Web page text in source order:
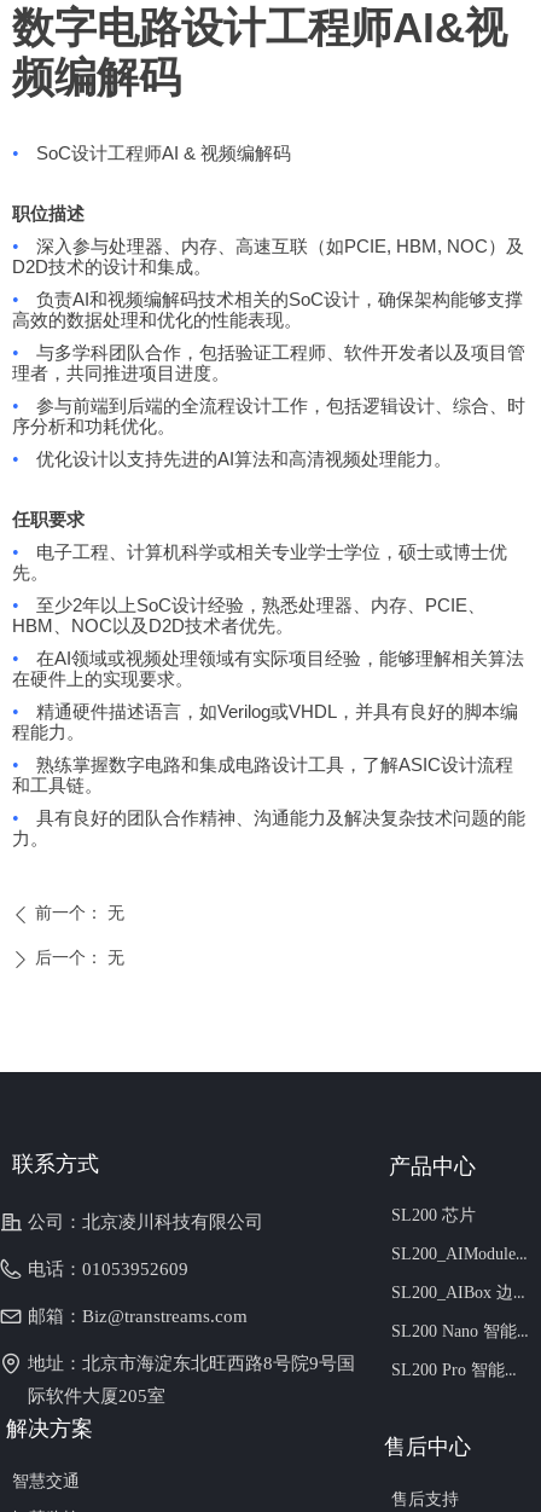
数字电路设计工程师AI&视
频编解码
• SoC设计工程师AI & 视频编解码
职位描述
•
深入参与处理器、内存、高速互联（如PCIE, HBM, NOC）及
D2D技术的设计和集成。
•
负责AI和视频编解码技术相关的SoC设计，确保架构能够支撑
高效的数据处理和优化的性能表现。
•
与多学科团队合作，包括验证工程师、软件开发者以及项目管
理者，共同推进项目进度。
•
参与前端到后端的全流程设计工作，包括逻辑设计、综合、时
序分析和功耗优化。
• 优化设计以支持先进的AI算法和高清视频处理能力。
任职要求
•
电子工程、计算机科学或相关专业学士学位，硕士或博士优
先。
•
至少2年以上SoC设计经验，熟悉处理器、内存、PCIE、
HBM、NOC以及D2D技术者优先。
•
在AI领域或视频处理领域有实际项目经验，能够理解相关算法
在硬件上的实现要求。
•
精通硬件描述语言，如Verilog或VHDL，并具有良好的脚本编
程能力。
•
熟练掌握数字电路和集成电路设计工具，了解ASIC设计流程
和工具链。
•
具有良好的团队合作精神、沟通能力及解决复杂技术问题的能
力。
ꄴ 前一个： 无
ꄲ 后一个： 无
公司： 北京凌川科技有限公司
电话： 01053952609
邮箱： Biz@transtreams.com
地址： 北京市海淀东北旺西路8号院9号国
际软件大厦205室
联系方式 产品中心
SL200 芯片
SL200_AIModule 边缘智算模组
SL200_AIBox 边缘算力盒子
SL200 Nano 智能视频加速卡
SL200 Pro 智能视频加速卡
智慧交通
解决方案
售后支持
售后中心